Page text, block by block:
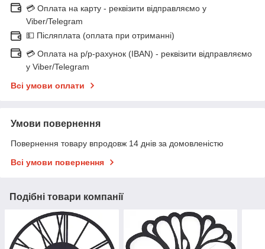
💳 Оплата на карту - реквізити відправляємо у
Viber/Telegram
💵 Післяплата (оплата при отриманні)
💳 Оплата на р/р-рахунок (IBAN) - реквізити відправляємо
у Viber/Telegram
Всі умови оплати
Умови повернення
Повернення товару впродовж 14 днів за домовленістю
Всі умови повернення
Подібні товари компанії